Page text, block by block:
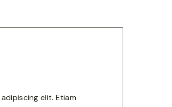
elit. Etiam